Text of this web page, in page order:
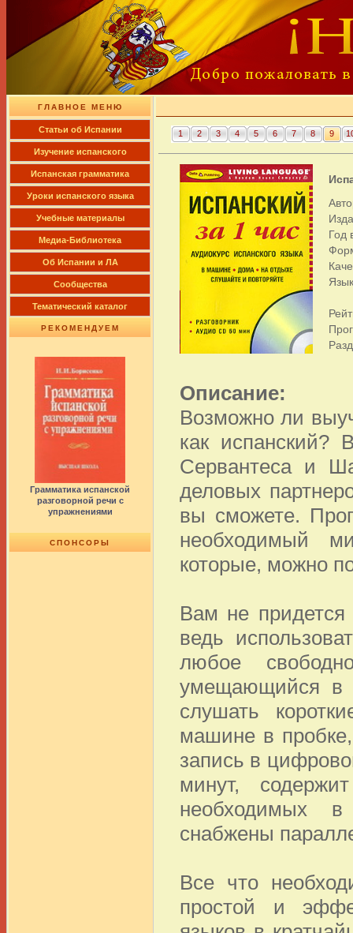
ГЛАВНОЕ МЕНЮ
Cтатьи об Испании
Изучение испанского
Испанская грамматика
Уроки испанского языка
Учебные материалы
Медиа-Библиотека
Об Испании и ЛА
Сообщества
Тематический каталог
РЕКОМЕНДУЕМ
Грамматика испанской
разговорной речи с
упражнениями
СПОНСОРЫ
1 2 3 4 5 6 7 8 9
Год
Описание:
Возможно ли
как испанский?
Сервантеса и
деловых
вы сможете.
необходимый
которые, можно
Вам не придется
ведь
любое
умещающийся в
слушать
машине в
запись в
минут,
необходимых
снабжены
Все что
простой и